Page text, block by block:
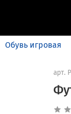
Обувь игровая
арт.